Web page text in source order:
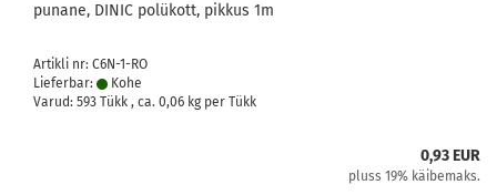
punane, DINIC polükott, pikkus 1m
Artikli nr: C6N-1-RO
Lieferbar:
Kohe
Varud: 593 Tükk , ca. 0,06 kg per Tükk
0,93 EUR
pluss 19% käibemaks.